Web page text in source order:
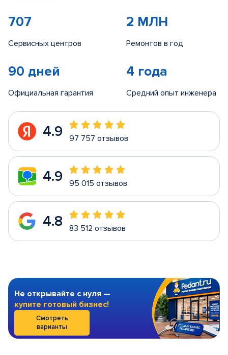
707
Сервисных центров
2 МЛН
Ремонтов в год
90 дней
Официальная гарантия
4 года
Средний опыт инженера
4.9 97 757 отзывов
4.9 95 015 отзывов
4.8 83 512 отзывов
Не открывайте с нуля —
купите готовый бизнес!
Смотреть
варианты